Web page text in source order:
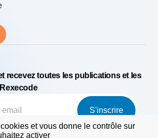
recevez toutes les publications et les
S'inscrire
FAQ Mentions légales
et vous donne le contrôle sur
activer